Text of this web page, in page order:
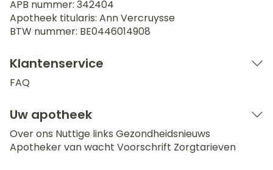
APB nummer: 342404
Apotheek titularis: Ann Vercruysse
BTW nummer: BE0446014908
Klantenservice
FAQ
Uw apotheek
Over ons Nuttige links Gezondheidsnieuws
Apotheker van wacht Voorschrift Zorgtarieven